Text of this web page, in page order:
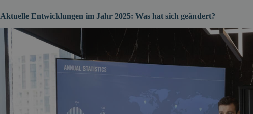
Aktuelle Entwicklungen im Jahr 2025: Was hat sich geändert?